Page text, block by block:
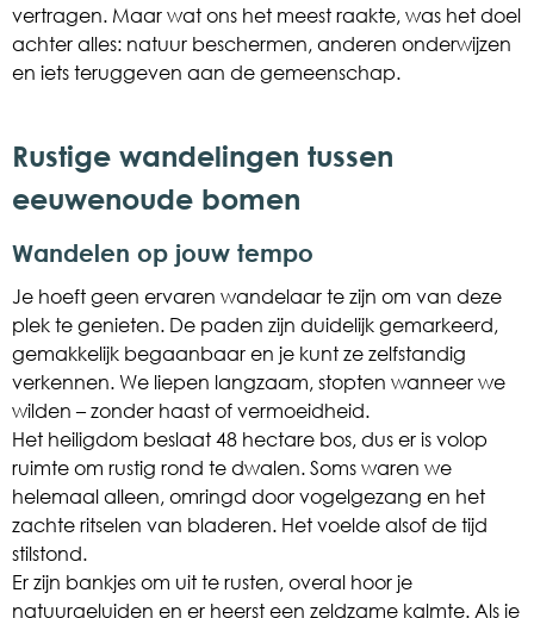
vertragen. Maar wat ons het meest raakte, was het doel
achter alles: natuur beschermen, anderen onderwijzen
en iets teruggeven aan de gemeenschap.
Rustige wandelingen tussen
eeuwenoude bomen
Wandelen op jouw tempo
Je hoeft geen ervaren wandelaar te zijn om van deze
plek te genieten. De paden zijn duidelijk gemarkeerd,
gemakkelijk begaanbaar en je kunt ze zelfstandig
verkennen. We liepen langzaam, stopten wanneer we
wilden – zonder haast of vermoeidheid.
Het heiligdom beslaat 48 hectare bos, dus er is volop
ruimte om rustig rond te dwalen. Soms waren we
helemaal alleen, omringd door vogelgezang en het
zachte ritselen van bladeren. Het voelde alsof de tijd
stilstond.
Er zijn bankjes om uit te rusten, overal hoor je
natuurgeluiden en er heerst een zeldzame kalmte. Als je